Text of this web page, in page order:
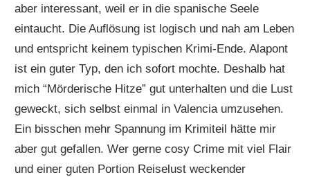
aber interessant, weil er in die spanische Seele
eintaucht. Die Auflösung ist logisch und nah am Leben
und entspricht keinem typischen Krimi-Ende. Alapont
ist ein guter Typ, den ich sofort mochte. Deshalb hat
mich “Mörderische Hitze” gut unterhalten und die Lust
geweckt, sich selbst einmal in Valencia umzusehen.
Ein bisschen mehr Spannung im Krimiteil hätte mir
aber gut gefallen. Wer gerne cosy Crime mit viel Flair
und einer guten Portion Reiselust weckender